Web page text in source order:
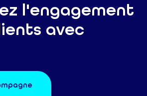
l'engagement
avec